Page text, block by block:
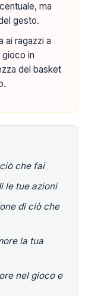
ma
gesto.
ai ragazzi a
in
del basket
che fai
le tue azioni
di ciò che
la tua
nel gioco e